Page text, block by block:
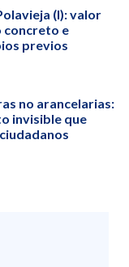
(I): valor
concreto e
previos
no arancelarias:
invisible que